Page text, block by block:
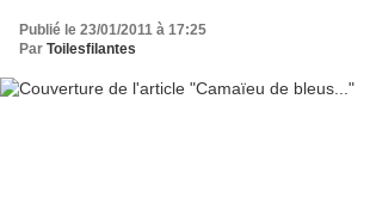
Publié le 23/01/2011 à 17:25
Par Toilesfilantes